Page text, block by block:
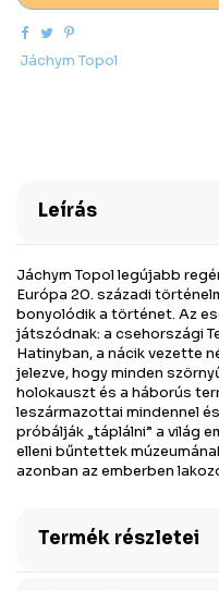
Jáchym Topol
Leírás
Jáchym Topol legújabb
Európa 20. századi
bonyolódik a történet. Az
játszódnak: a csehországi
Hatinyban, a nácik vezette
jelezve, hogy minden
holokauszt és a háborús
leszármazottai mindennel
próbálják „táplálni” a világ
elleni bűntettek
azonban az emberben
Termék részletei